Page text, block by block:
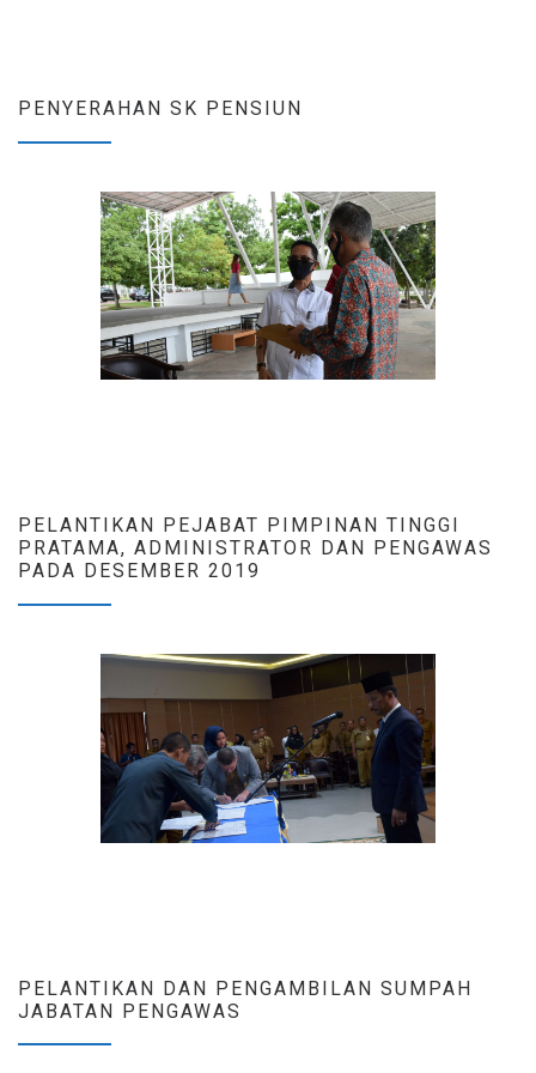
PENYERAHAN SK PENSIUN
PELANTIKAN PEJABAT PIMPINAN TINGGI
PRATAMA, ADMINISTRATOR DAN PENGAWAS
PADA DESEMBER 2019
PELANTIKAN DAN PENGAMBILAN SUMPAH
JABATAN PENGAWAS